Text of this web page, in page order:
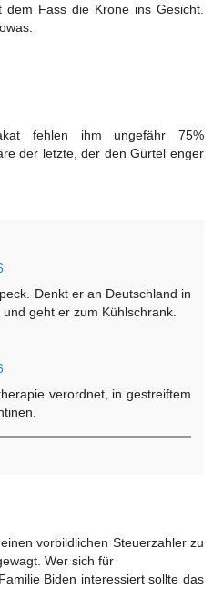
dem Fass die Krone ins Gesicht.
fehlen ihm ungefähr 75%
der letzte, der den Gürtel enger
Denkt er an Deutschland in
geht er zum Kühlschrank.
verordnet, in gestreiftem
vorbildlichen Steuerzahler zu
Wer sich für
Biden interessiert sollte das